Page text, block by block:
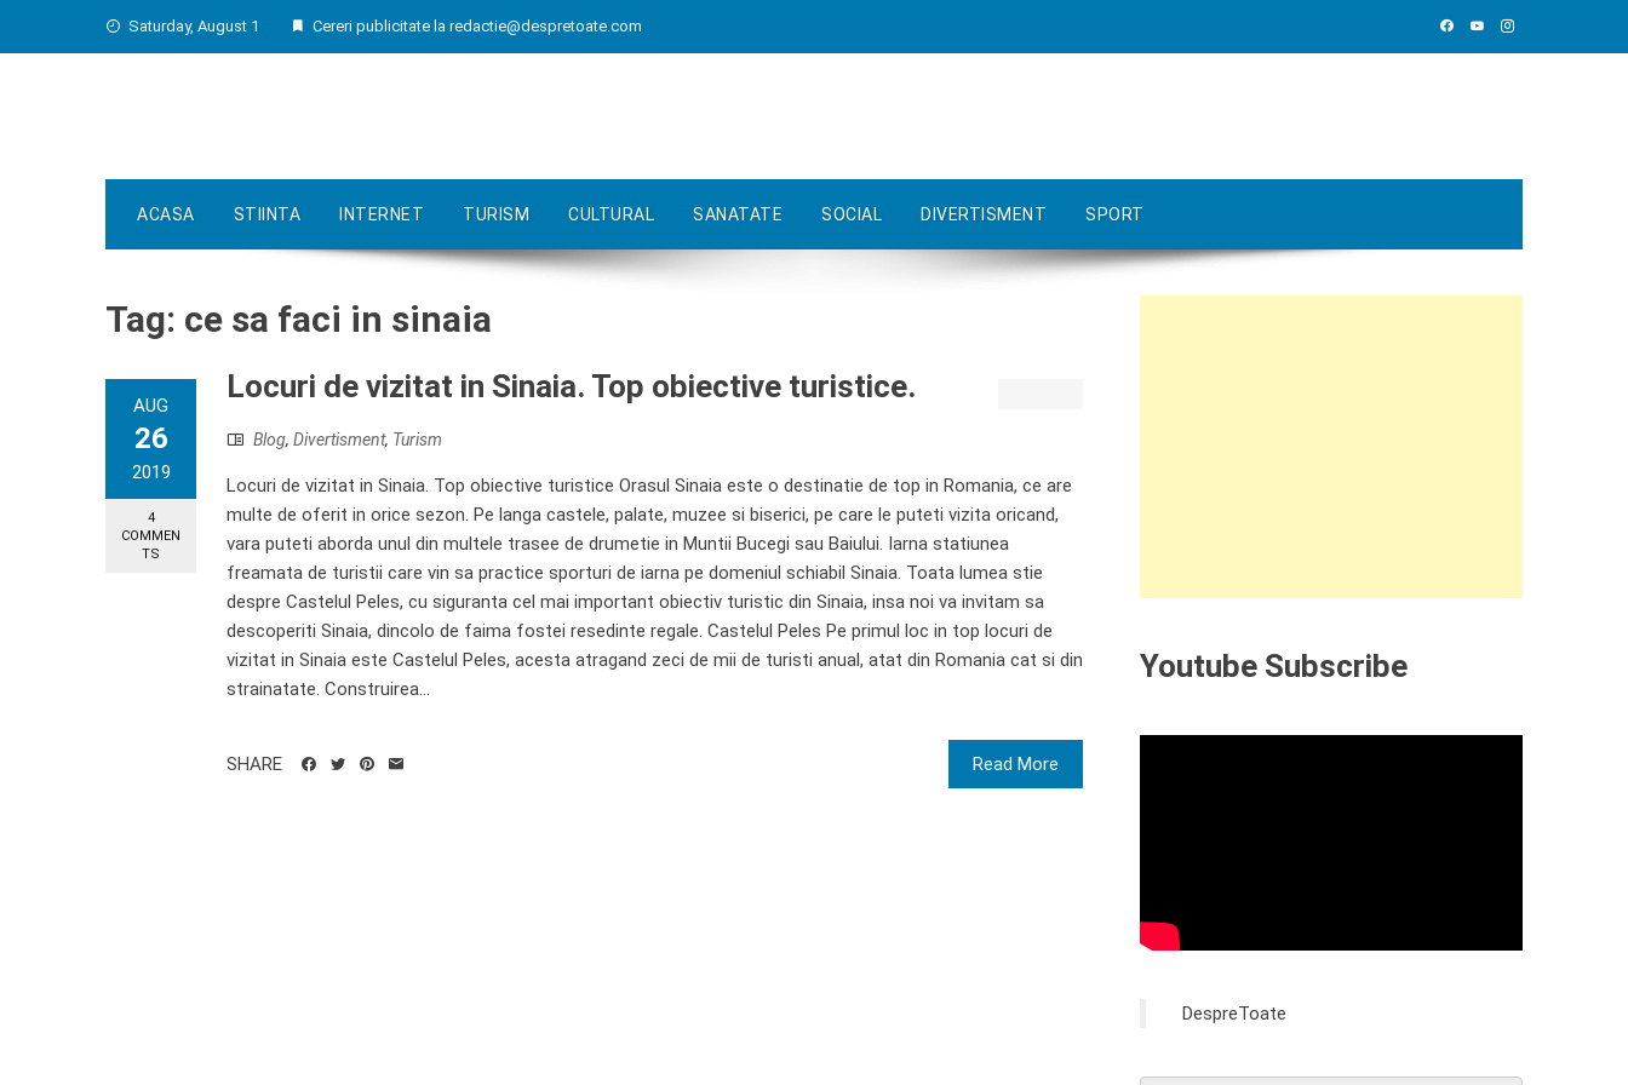
Saturday, August 1 Cereri publicitate la redactie@despretoate.com
ACASA STIINTA INTERNET TURISM CULTURAL SANATATE SOCIAL DIVERTISMENT SPORT
Tag: ce sa faci in sinaia
AUG
26
2019
4
COMMEN
TS
Locuri de vizitat in Sinaia. Top obiective turistice.
Blog, Divertisment, Turism
Locuri de vizitat in Sinaia. Top obiective turistice Orasul Sinaia este o destinatie de top in Romania, ce are
multe de oferit in orice sezon. Pe langa castele, palate, muzee si biserici, pe care le puteti vizita oricand,
vara puteti aborda unul din multele trasee de drumetie in Muntii Bucegi sau Baiului. Iarna statiunea
freamata de turistii care vin sa practice sporturi de iarna pe domeniul schiabil Sinaia. Toata lumea stie
despre Castelul Peles, cu siguranta cel mai important obiectiv turistic din Sinaia, insa noi va invitam sa
descoperiti Sinaia, dincolo de faima fostei resedinte regale. Castelul Peles Pe primul loc in top locuri de
vizitat in Sinaia este Castelul Peles, acesta atragand zeci de mii de turisti anual, atat din Romania cat si din
strainatate. Construirea...
Read More
SHARE
Youtube Subscribe
DespreToate